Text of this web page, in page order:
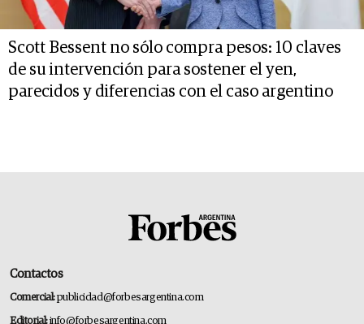
Scott Bessent no sólo compra pesos: 10 claves
de su intervención para sostener el yen,
parecidos y diferencias con el caso argentino
Contactos
Comercial:publicidad@forbesargentina.com
Editorial:info@forbesargentina.com